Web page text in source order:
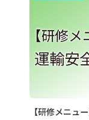
【研修メニュ